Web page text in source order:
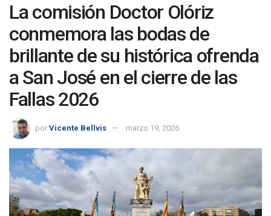
La comisión Doctor Olóriz
conmemora las bodas de
brillante de su histórica ofrenda
a San José en el cierre de las
Fallas 2026
por Vicente Bellvis marzo 19, 2026